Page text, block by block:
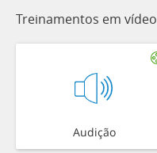
Treinamentos em vídeo
Audição